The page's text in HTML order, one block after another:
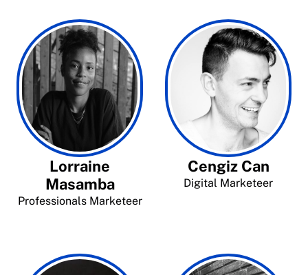
Lorraine
Masamba
Professionals Marketeer
Cengiz Can
Digital Marketeer